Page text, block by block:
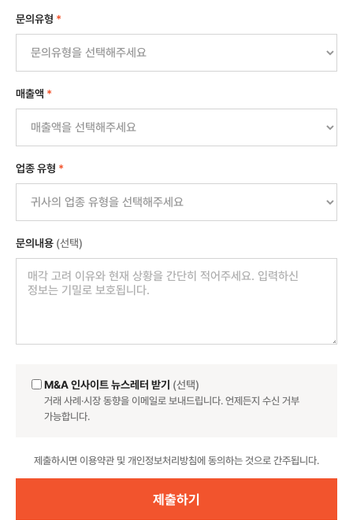
문의유형 *
매출액 *
업종 유형 *
문의내용 (선택)
M&A 인사이트 뉴스레터 받기 (선택)
거래 사례·시장 동향을 이메일로 보내드립니다. 언제든지 수신 거부
가능합니다.
제출하시면 이용약관 및 개인정보처리방침에 동의하는 것으로 간주됩니다.